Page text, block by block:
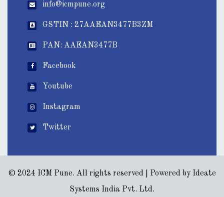
info@icmpune.org
GSTIN : 27AAEAN3477B3ZM
PAN: AAEAN3477B
Facebook
Youtube
Instagram
Twitter
© 2024 ICM Pune. All rights reserved | Powered by Ideate
Systems India Pvt. Ltd.